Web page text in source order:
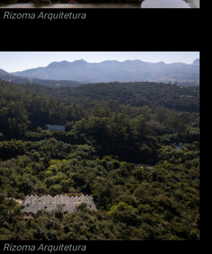
Arquitetura
Arquitetura